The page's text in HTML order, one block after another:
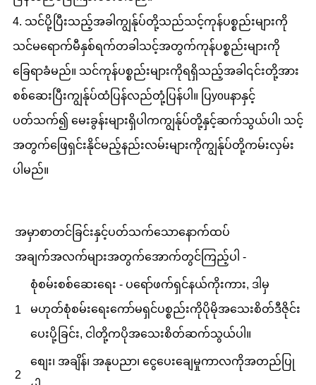
4. သင်ပို့ပြီးသည့်အခါကျွန်ုပ်တို့သည်သင့်ကုန်ပစ္စည်းများကို
သင်မရောက်မီနှစ်ရက်တခါသင့်အတွက်ကုန်ပစ္စည်းများကို
ခြေရာခံမည်။ သင်ကုန်ပစ္စည်းများကိုရရှိသည့်အခါ၎င်းတို့အား
စစ်ဆေးပြီးကျွန်ုပ်ထံပြန်လည်တုံ့ပြန်ပါ။ ပြyouနာနှင့်
ပတ်သက်၍ မေးခွန်းများရှိပါကကျွန်ုပ်တို့နှင့်ဆက်သွယ်ပါ၊ သင့်
အတွက်ဖြေရှင်းနိုင်မည့်နည်းလမ်းများကိုကျွန်ုပ်တို့ကမ်းလှမ်း
ပါမည်။
အမှာစာတင်ခြင်းနှင့်ပတ်သက်သောနောက်ထပ်
အချက်အလက်များအတွက်အောက်တွင်ကြည့်ပါ -
1
စုံစမ်းစစ်ဆေးရေး - ပရော်ဖက်ရှင်နယ်ကိုးကား, ဒါမှ
မဟုတ်စုံစမ်းရေးကော်မရှင်ပစ္စည်းကိုပိုမိုအသေးစိတ်ဒီဇိုင်း
ပေးပို့ခြင်း, ငါတို့ကပိုအသေးစိတ်ဆက်သွယ်ပါ။
2
စျေး၊ အချိန်၊ အနုပညာ၊ ငွေပေးချေမှုကာလကိုအတည်ပြု